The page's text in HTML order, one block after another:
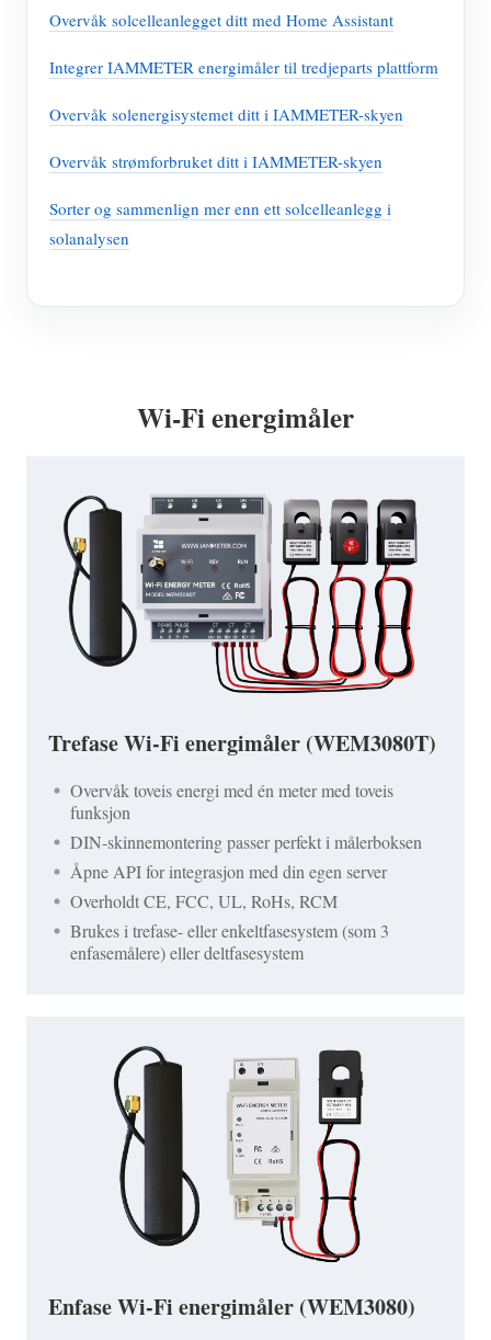
Overvåk solcelleanlegget ditt med Home Assistant
Integrer IAMMETER energimåler til tredjeparts plattform
Overvåk solenergisystemet ditt i IAMMETER-skyen
Overvåk strømforbruket ditt i IAMMETER-skyen
Sorter og sammenlign mer enn ett solcelleanlegg i
solanalysen
Wi-Fi energimåler
Trefase Wi-Fi energimåler (WEM3080T)
Overvåk toveis energi med én meter med toveis
funksjon
DIN-skinnemontering passer perfekt i målerboksen
Åpne API for integrasjon med din egen server
Overholdt CE, FCC, UL, RoHs, RCM
Brukes i trefase- eller enkeltfasesystem (som 3
enfasemålere) eller deltfasesystem
Enfase Wi-Fi energimåler (WEM3080)